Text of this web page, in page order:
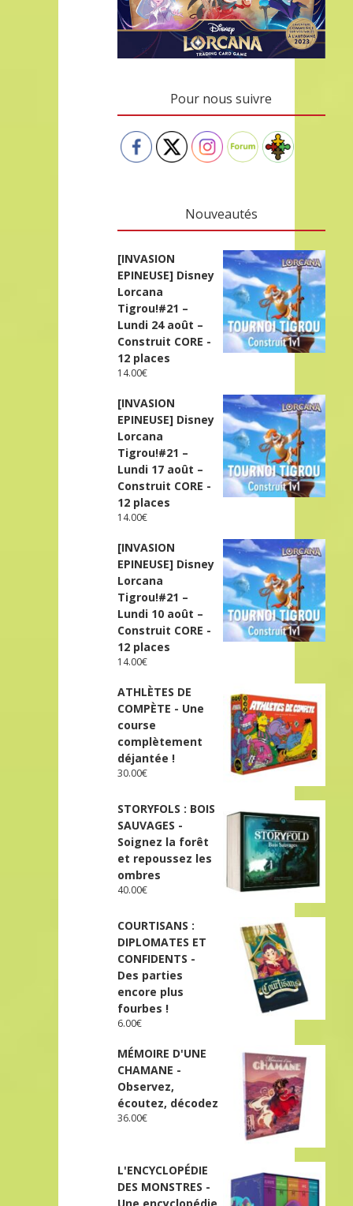
Pour nous suivre
Nouveautés
[INVASION
EPINEUSE] Disney
Lorcana
Tigrou!#21 –
Lundi 24 août –
Construit CORE -
12 places
14.00€
[INVASION
EPINEUSE] Disney
Lorcana
Tigrou!#21 –
Lundi 17 août –
Construit CORE -
12 places
14.00€
[INVASION
EPINEUSE] Disney
Lorcana
Tigrou!#21 –
Lundi 10 août –
Construit CORE -
12 places
14.00€
ATHLÈTES DE
COMPÈTE - Une
course
complètement
déjantée !
30.00€
STORYFOLS : BOIS
SAUVAGES -
Soignez la forêt
et repoussez les
ombres
40.00€
COURTISANS :
DIPLOMATES ET
CONFIDENTS -
Des parties
encore plus
fourbes !
6.00€
MÉMOIRE D'UNE
CHAMANE -
Observez,
écoutez, décodez
36.00€
L'ENCYCLOPÉDIE
DES MONSTRES -